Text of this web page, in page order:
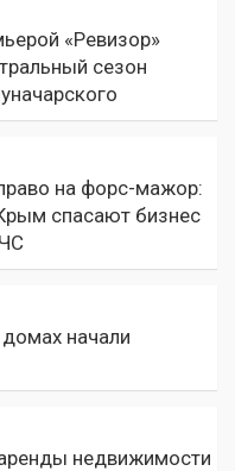
«Ревизор»
сезон
на форс-мажор:
спасают бизнес
начали
недвижимости